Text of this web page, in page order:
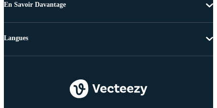
En Savoir Davantage
Langues